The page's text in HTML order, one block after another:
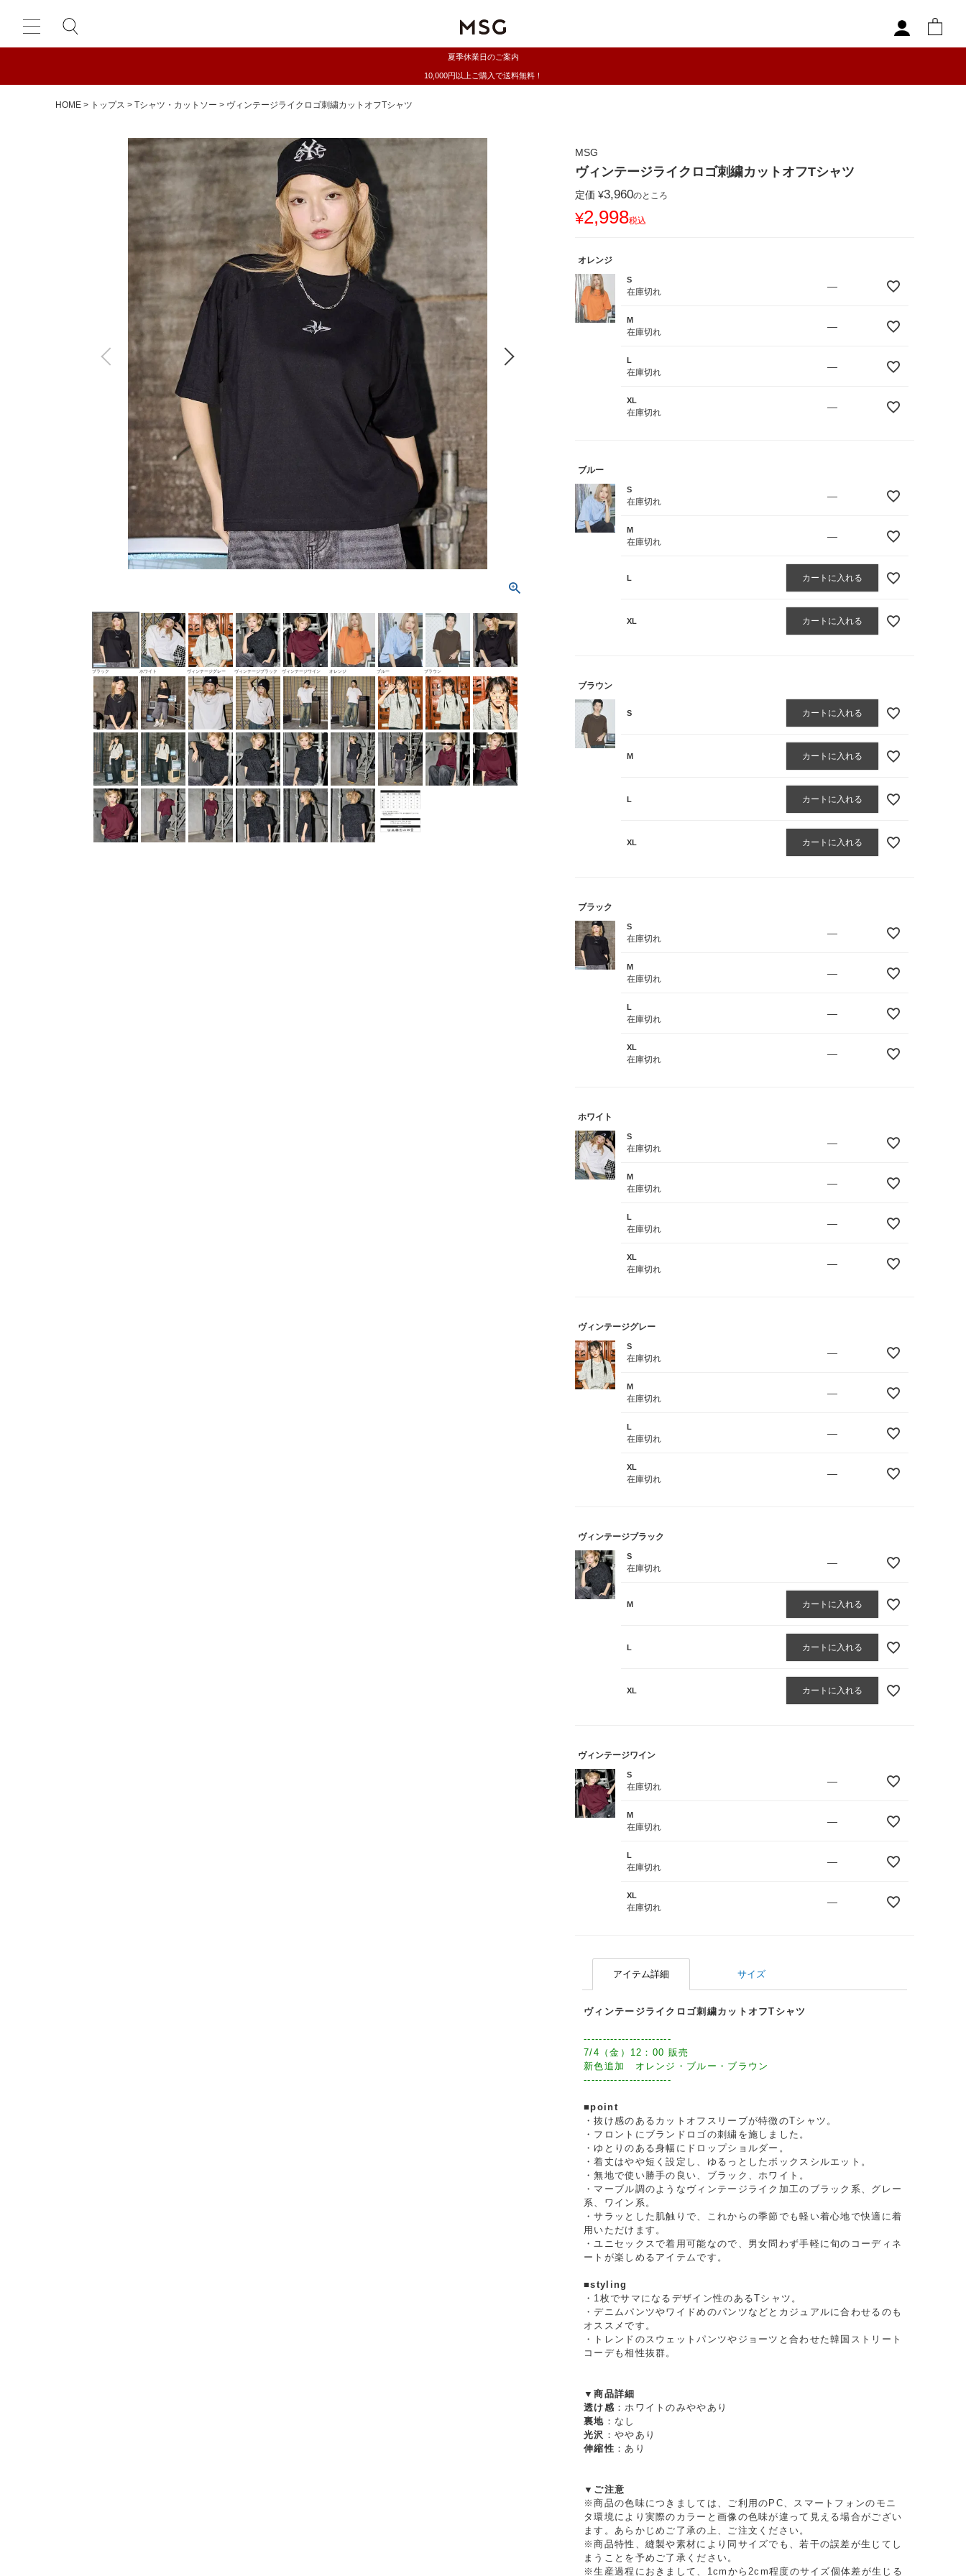
夏季休業日のご案内
10,000円以上ご購入で送料無料！
HOME トップス Tシャツ・カットソー ヴィンテージライクロゴ刺繍カットオフTシャツ
ブラック ホワイト ヴィンテージグレー ヴィンテージブラック ヴィンテージワイン オレンジ ブルー ブラウン
MSG
ヴィンテージライクロゴ刺繍カットオフTシャツ
定価 ¥3,960のところ
¥2,998税込
オレンジ
S
在庫切れ
—
M
在庫切れ
—
L
在庫切れ
—
XL
在庫切れ
—
ブルー
S
在庫切れ
—
M
在庫切れ
—
L カートに入れる
XL カートに入れる
ブラウン
S カートに入れる
M カートに入れる
L カートに入れる
XL カートに入れる
ブラック
S
在庫切れ
—
M
在庫切れ
—
L
在庫切れ
—
XL
在庫切れ
—
ホワイト
S
在庫切れ
—
M
在庫切れ
—
L
在庫切れ
—
XL
在庫切れ
—
ヴィンテージグレー
S
在庫切れ
—
M
在庫切れ
—
L
在庫切れ
—
XL
在庫切れ
—
ヴィンテージブラック
S
在庫切れ
—
M カートに入れる
L カートに入れる
XL カートに入れる
ヴィンテージワイン
S
在庫切れ
—
M
在庫切れ
—
L
在庫切れ
—
XL
在庫切れ
—
アイテム詳細 サイズ
ヴィンテージライクロゴ刺繍カットオフTシャツ
-----------------------
7/4（金）12：00 販売
新色追加 オレンジ・ブルー・ブラウン
-----------------------
■point
・抜け感のあるカットオフスリーブが特徴のTシャツ。
・フロントにブランドロゴの刺繍を施しました。
・ゆとりのある身幅にドロップショルダー。
・着丈はやや短く設定し、ゆるっとしたボックスシルエット。
・無地で使い勝手の良い、ブラック、ホワイト。
・マーブル調のようなヴィンテージライク加工のブラック系、グレー
系、ワイン系。
・サラッとした肌触りで、これからの季節でも軽い着心地で快適に着
用いただけます。
・ユニセックスで着用可能なので、男女問わず手軽に旬のコーディネ
ートが楽しめるアイテムです。
■styling
・1枚でサマになるデザイン性のあるTシャツ。
・デニムパンツやワイドめのパンツなどとカジュアルに合わせるのも
オススメです。
・トレンドのスウェットパンツやジョーツと合わせた韓国ストリート
コーデも相性抜群。
▼商品詳細
透け感 ：ホワイトのみややあり
裏地 ：なし
光沢 ：ややあり
伸縮性 ：あり
▼ご注意
※商品の色味につきましては、ご利用のPC、スマートフォンのモニ
タ環境により実際のカラーと画像の色味が違って見える場合がござい
ます。あらかじめご了承の上、ご注文ください。
※商品特性、縫製や素材により同サイズでも、若干の誤差が生じてし
まうことを予めご了承ください。
※生産過程におきまして、1cmから2cm程度のサイズ個体差が生じる